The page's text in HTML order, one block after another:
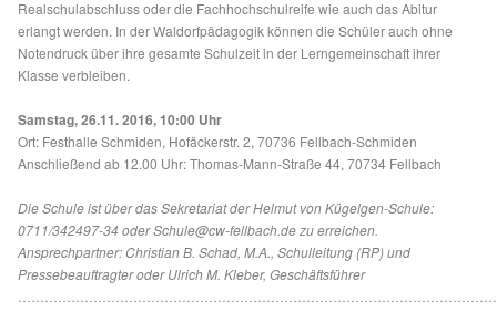
Realschulabschluss oder die Fachhochschulreife wie auch das Abitur
erlangt werden. In der Waldorfpädagogik können die Schüler auch ohne
Notendruck über ihre gesamte Schulzeit in der Lerngemeinschaft ihrer
Klasse verbleiben.
Samstag, 26.11. 2016, 10:00 Uhr
Ort: Festhalle Schmiden, Hofäckerstr. 2, 70736 Fellbach-Schmiden
Anschließend ab 12.00 Uhr: Thomas-Mann-Straße 44, 70734 Fellbach
Die Schule ist über das Sekretariat der Helmut von Kügelgen-Schule:
0711/342497-34 oder Schule@cw-fellbach.de zu erreichen.
Ansprechpartner: Christian B. Schad, M.A., Schulleitung (RP) und
Pressebeauftragter oder Ulrich M. Kleber, Geschäftsführer